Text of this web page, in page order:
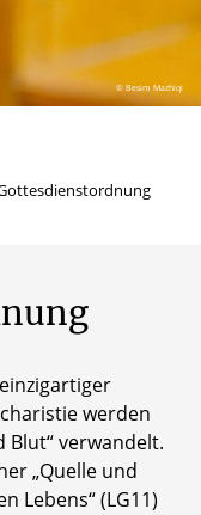
© Besim Mazhiqi
werden
Blut“ verwandelt.
„Quelle und
Lebens“ (LG11)